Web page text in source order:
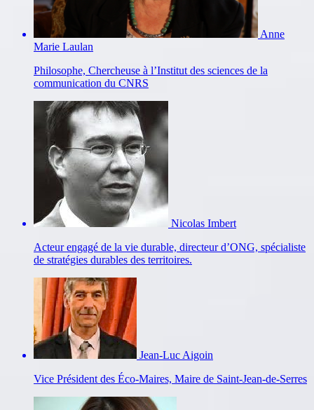
Anne
Marie Laulan
Philosophe, Chercheuse à l’Institut des sciences de la
communication du CNRS
Nicolas Imbert
Acteur engagé de la vie durable, directeur d’ONG, spécialiste
de stratégies durables des territoires.
Jean-Luc Aigoin
Vice Président des Éco-Maires, Maire de Saint-Jean-de-Serres